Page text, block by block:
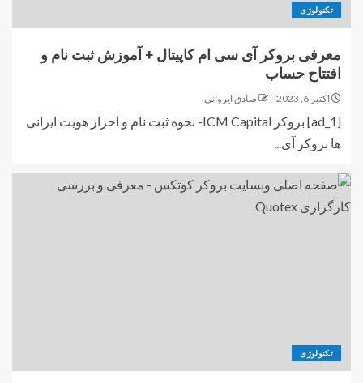
تکنولوژی
معرفی بروکر آی سی ام کاپیتال + آموزش ثبت نام و
افتتاح حساب
اکتبر 6, 2023 صادق ایروانی
[ad_1] بروکر ICM Capital- نحوه ثبت نام و احراز هویت ایرانی
ها بروکر آی...
تکنولوژی